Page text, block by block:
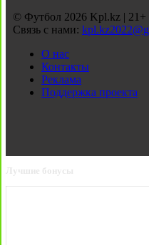
© Футбол 2026 Kpl.kz | 21+
Связь с нами:
О нас
Контакты
Реклама
Поддержка проекта
Лучшие бонусы